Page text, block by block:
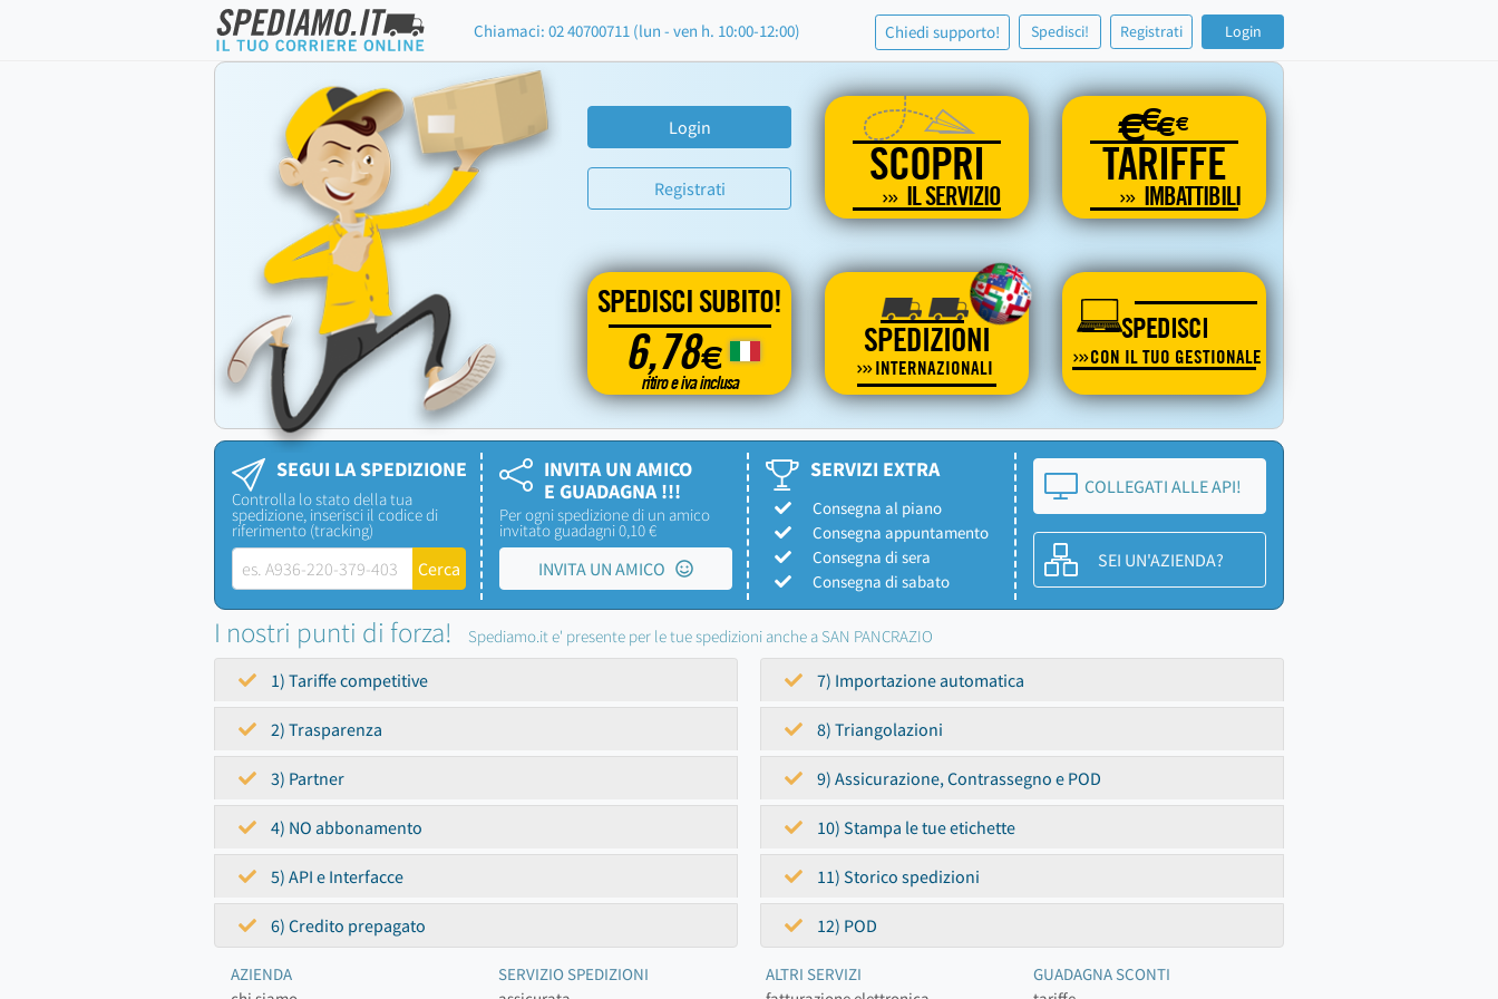
Chiamaci: 02 40700711 (lun - ven h. 10:00-12:00) Chiedi supporto! Spedisci! Registrati Login
Login
Registrati SCOPRI
IL SERVIZIO
€€€€
TARIFFE
IMBATTIBILI
SPEDISCI SUBITO!
6,78€
ritiro e iva inclusa
SPEDIZIONI
INTERNAZIONALI
SPEDISCI
CON IL TUO GESTIONALE
SEGUI LA SPEDIZIONE
Controlla lo stato della tua
spedizione, inserisci il codice di
riferimento (tracking)
INVITA UN AMICO
E GUADAGNA !!!
Per ogni spedizione di un amico
invitato guadagni 0,10 €
INVITA UN AMICO
SERVIZI EXTRA
Consegna al piano
Consegna appuntamento
Consegna di sera
Consegna di sabato
COLLEGATI ALLE API!
SEI UN'AZIENDA?
I nostri punti di forza! Spediamo.it e' presente per le tue spedizioni anche a SAN PANCRAZIO
1) Tariffe competitive
2) Trasparenza
3) Partner
4) NO abbonamento
5) API e Interfacce
6) Credito prepagato
7) Importazione automatica
8) Triangolazioni
9) Assicurazione, Contrassegno e POD
10) Stampa le tue etichette
11) Storico spedizioni
12) POD
AZIENDA
SERVIZIO SPEDIZIONI
ALTRI SERVIZI
GUADAGNA SCONTI